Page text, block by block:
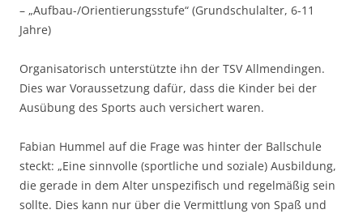
– „Aufbau-/Orientierungsstufe“ (Grundschulalter, 6-11
Jahre)
Organisatorisch unterstützte ihn der TSV Allmendingen.
Dies war Voraussetzung dafür, dass die Kinder bei der
Ausübung des Sports auch versichert waren.
Fabian Hummel auf die Frage was hinter der Ballschule
steckt: „Eine sinnvolle (sportliche und soziale) Ausbildung,
die gerade in dem Alter unspezifisch und regelmäßig sein
sollte. Dies kann nur über die Vermittlung von Spaß und